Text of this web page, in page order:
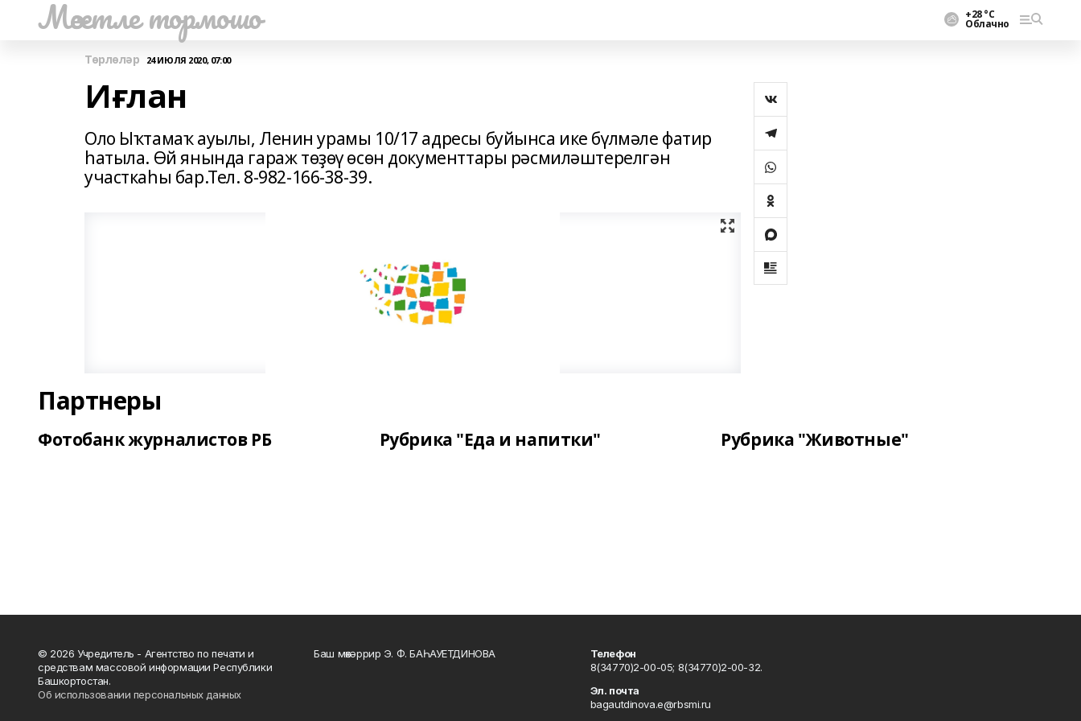
Мәсетле тормошо +28 °С
Облачно
Төрлөләр 24 ИЮЛЯ 2020, 07:00
Иғлан
Оло Ыҡтамаҡ ауылы, Ленин урамы 10/17 адресы буйынса ике бүлмәле фатир
һатыла. Өй янында гараж төҙөү өсөн документтары рәсмиләштерелгән
участкаһы бар.Тел. 8-982-166-38-39.
Партнеры
Фотобанк журналистов РБ Рубрика "Еда и напитки" Рубрика "Животные"
© 2026 Учредитель - Агентство по печати и
средствам массовой информации Республики
Башкортостан.
Об использовании персональных данных
Баш мөхәррир Э. Ф. БАҺАУЕТДИНОВА
Телефон
8(34770)2-00-05; 8(34770)2-00-32.
Эл. почта
bagautdinova.e@rbsmi.ru